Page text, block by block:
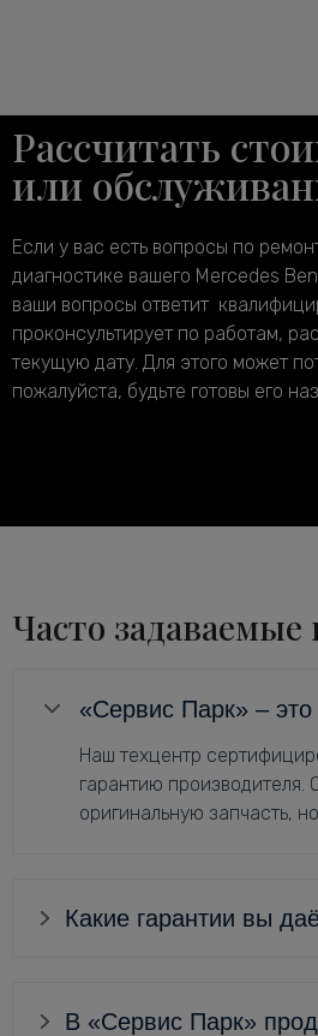
Рассчитать
или
Если у вас есть вопросы по
диагностике вашего Mercedes
ваши вопросы ответит
проконсультирует по работам,
текущую дату. Для этого может
пожалуйста, будьте готовы его
Часто задаваемые
«Сервис Парк» –
Наш техцентр
гарантию производителя.
оригинальную запчасть,
Какие гарантии вы
В «Сервис Парк»